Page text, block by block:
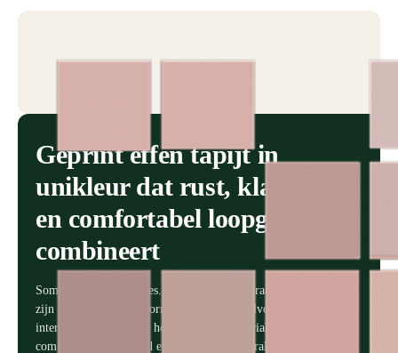
Geprint effen tapijt in
unikleur dat rust, klasse
en comfortabel loopgevoel
combineert
Soms zegt eenvoud alles. Ons effen tapijt straalt kwaliteit uit in
zijn puurste vorm en vormt een rustige, stijlvolle basis voor elk
interieur. Gemaakt van hoogwaardige materialen, met oog voor